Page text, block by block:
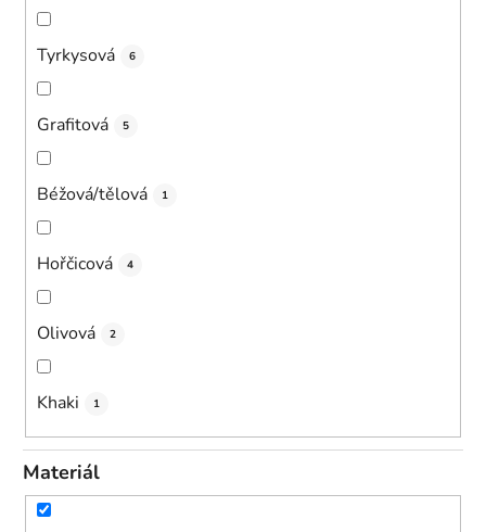
Tyrkysová 6
Grafitová 5
Béžová/tělová 1
Hořčicová 4
Olivová 2
Khaki 1
Materiál